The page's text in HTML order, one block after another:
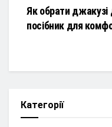
Як обрати джакузі
посібник для
Категорії